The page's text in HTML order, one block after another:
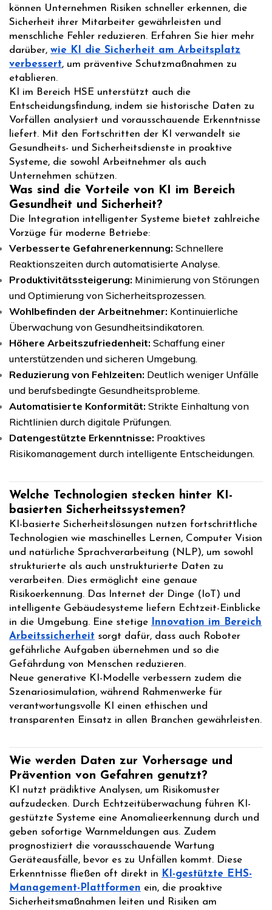
können Unternehmen Risiken schneller erkennen, die
Sicherheit ihrer Mitarbeiter gewährleisten und
menschliche Fehler reduzieren. Erfahren Sie hier mehr
darüber, wie KI die Sicherheit am Arbeitsplatz
verbessert, um präventive Schutzmaßnahmen zu
etablieren.
KI im Bereich HSE unterstützt auch die
Entscheidungsfindung, indem sie historische Daten zu
Vorfällen analysiert und vorausschauende Erkenntnisse
liefert. Mit den Fortschritten der KI verwandelt sie
Gesundheits- und Sicherheitsdienste in proaktive
Systeme, die sowohl Arbeitnehmer als auch
Unternehmen schützen.
Was sind die Vorteile von KI im Bereich
Gesundheit und Sicherheit?
Die Integration intelligenter Systeme bietet zahlreiche
Vorzüge für moderne Betriebe:
Verbesserte Gefahrenerkennung: Schnellere
Reaktionszeiten durch automatisierte Analyse.
Produktivitätssteigerung: Minimierung von Störungen
und Optimierung von Sicherheitsprozessen.
Wohlbefinden der Arbeitnehmer: Kontinuierliche
Überwachung von Gesundheitsindikatoren.
Höhere Arbeitszufriedenheit: Schaffung einer
unterstützenden und sicheren Umgebung.
Reduzierung von Fehlzeiten: Deutlich weniger Unfälle
und berufsbedingte Gesundheitsprobleme.
Automatisierte Konformität: Strikte Einhaltung von
Richtlinien durch digitale Prüfungen.
Datengestützte Erkenntnisse: Proaktives
Risikomanagement durch intelligente Entscheidungen.
Welche Technologien stecken hinter KI-
basierten Sicherheitssystemen?
KI-basierte Sicherheitslösungen nutzen fortschrittliche
Technologien wie maschinelles Lernen, Computer Vision
und natürliche Sprachverarbeitung (NLP), um sowohl
strukturierte als auch unstrukturierte Daten zu
verarbeiten. Dies ermöglicht eine genaue
Risikoerkennung. Das Internet der Dinge (IoT) und
intelligente Gebäudesysteme liefern Echtzeit-Einblicke
in die Umgebung. Eine stetige
Innovation im Bereich
Arbeitssicherheit sorgt dafür, dass auch Roboter
gefährliche Aufgaben übernehmen und so die
Gefährdung von Menschen reduzieren.
Neue generative KI-Modelle verbessern zudem die
Szenariosimulation, während Rahmenwerke für
verantwortungsvolle KI einen ethischen und
transparenten Einsatz in allen Branchen gewährleisten.
Wie werden Daten zur Vorhersage und
Prävention von Gefahren genutzt?
KI nutzt prädiktive Analysen, um Risikomuster
aufzudecken. Durch Echtzeitüberwachung führen KI-
gestützte Systeme eine Anomalieerkennung durch und
geben sofortige Warnmeldungen aus. Zudem
prognostiziert die vorausschauende Wartung
Geräteausfälle, bevor es zu Unfällen kommt. Diese
Erkenntnisse fließen oft direkt in KI-gestützte EHS-
Management-Plattformen ein, die proaktive
Sicherheitsmaßnahmen leiten und Risiken am